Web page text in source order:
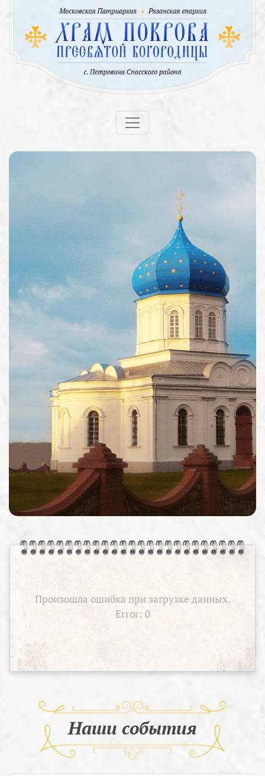
Произошла ошибка при загрузке данных.
Error: 0
Наши события